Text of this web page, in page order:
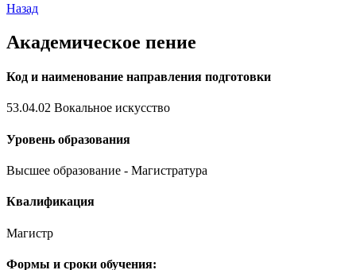
Назад
Академическое пение
Код и наименование направления подготовки
53.04.02 Вокальное искусство
Уровень образования
Высшее образование - Магистратура
Квалификация
Магистр
Формы и сроки обучения: